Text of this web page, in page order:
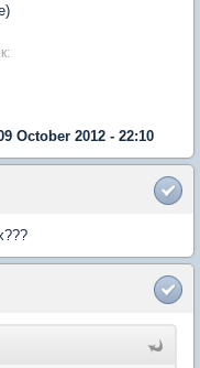
October 2012 - 22:10